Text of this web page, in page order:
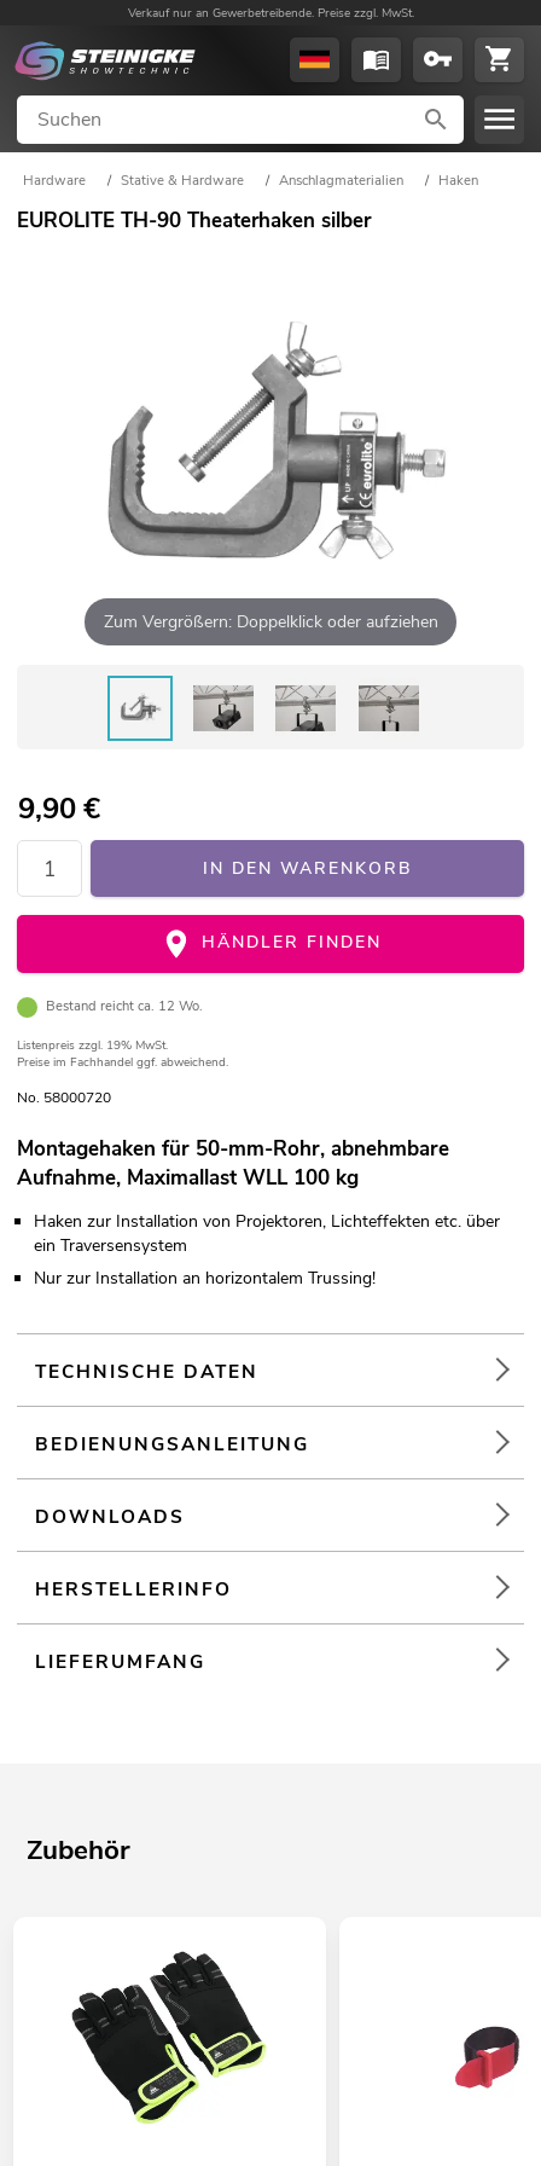
Verkauf nur an Gewerbetreibende. Preise zzgl. MwSt.
Hardware / Stative & Hardware / Anschlagmaterialien / Haken
EUROLITE TH-90 Theaterhaken silber
Zum Vergrößern: Doppelklick oder aufziehen
9,90€
IN DEN WARENKORB
HÄNDLER FINDEN
Bestand reicht ca. 12 Wo.
Listenpreis zzgl. 19% MwSt.
Preise im Fachhandel ggf. abweichend.
No. 58000720
Montagehaken für 50-mm-Rohr, abnehmbare
Aufnahme, Maximallast WLL 100 kg
Haken zur Installation von Projektoren, Lichteffekten etc. über
ein Traversensystem
Nur zur Installation an horizontalem Trussing!
TECHNISCHE DATEN
BEDIENUNGSANLEITUNG
DOWNLOADS
HERSTELLERINFO
LIEFERUMFANG
Zubehör